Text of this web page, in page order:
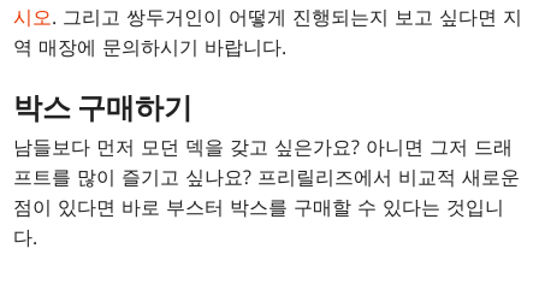
시오. 그리고 쌍두거인이 어떻게 진행되는지 보고 싶다면 지
역 매장에 문의하시기 바랍니다.
박스 구매하기
남들보다 먼저 모던 덱을 갖고 싶은가요? 아니면 그저 드래
프트를 많이 즐기고 싶나요? 프리릴리즈에서 비교적 새로운
점이 있다면 바로 부스터 박스를 구매할 수 있다는 것입니
다.